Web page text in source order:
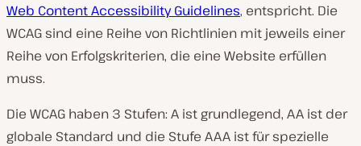
Web Content Accessibility Guidelines, entspricht. Die
WCAG sind eine Reihe von Richtlinien mit jeweils einer
Reihe von Erfolgskriterien, die eine Website erfüllen
muss.
Die WCAG haben 3 Stufen: A ist grundlegend, AA ist der
globale Standard und die Stufe AAA ist für spezielle